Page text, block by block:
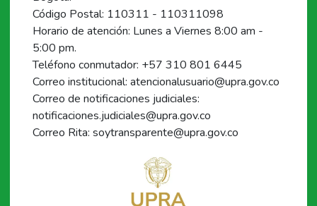
Código Postal: 110311 - 110311098
Horario de atención: Lunes a Viernes 8:00 am -
5:00 pm.
Teléfono conmutador: +57 310 801 6445
Correo institucional: atencionalusuario@upra.gov.co
Correo de notificaciones judiciales:
notificaciones.judiciales@upra.gov.co
Correo Rita: soytransparente@upra.gov.co